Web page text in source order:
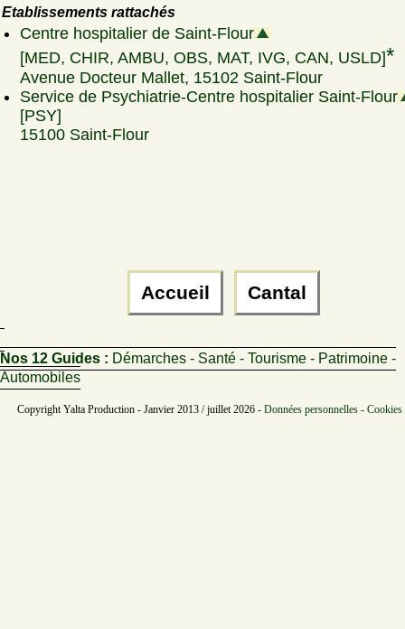
Etablissements rattachés
Centre hospitalier de Saint-Flour
[MED, CHIR, AMBU, OBS, MAT, IVG, CAN, USLD]*
Avenue Docteur Mallet, 15102 Saint-Flour
Service de Psychiatrie-Centre hospitalier Saint-Flour
[PSY]
15100 Saint-Flour
Accueil Cantal
Nos 12 Guides : Démarches - Santé - Tourisme - Patrimoine -
Automobiles
Copyright Yalta Production - Janvier 2013 / juillet 2026 - Données personnelles -